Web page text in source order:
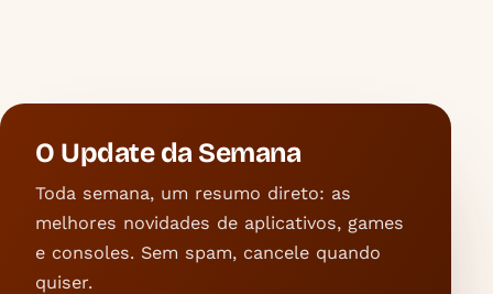
O Update da Semana
Toda semana, um resumo direto: as
melhores novidades de aplicativos, games
e consoles. Sem spam, cancele quando
quiser.